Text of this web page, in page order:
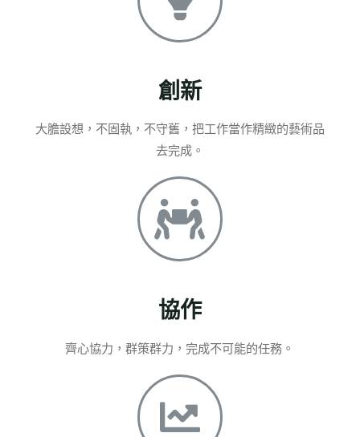
創新
大膽設想，不固執，不守舊，把工作當作精緻的藝術品
去完成。
協作
齊心協力，群策群力，完成不可能的任務。